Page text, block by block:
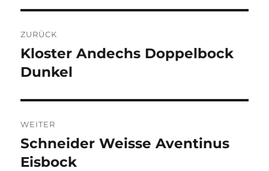
ZURÜCK
Vorheriger
Beitrag:
Kloster Andechs Doppelbock
Dunkel
WEITER
Nächster
Beitrag:
Schneider Weisse Aventinus
Eisbock